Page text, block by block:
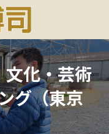
化・芸術
グ（東京